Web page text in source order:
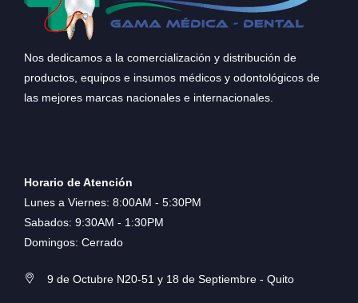
Nos dedicamos a la comercialización y distribución de
productos, equipos e insumos médicos y odontológicos de
las mejores marcas nacionales e internacionales.
Horario de Atención
Lunes a Viernes: 8:00AM - 5:30PM
Sabados: 9:30AM - 1:30PM
Domingos: Cerrado
9 de Octubre N20-51 y 18 de Septiembre - Quito